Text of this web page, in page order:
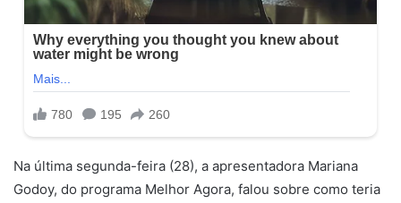
Na última segunda-feira (28), a apresentadora Mariana
Godoy, do programa Melhor Agora, falou sobre como teria